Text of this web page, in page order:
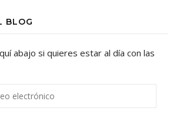
BLOG
abajo si quieres estar al día con las
electrónico